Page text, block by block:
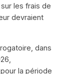
les frais de
devraient
dans
la période